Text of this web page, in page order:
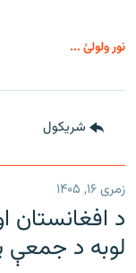
نور ولولئ ...
شريکول
زمری ۱۶, ۱۴۰۵
د افغانستان
لوبه د جمعې